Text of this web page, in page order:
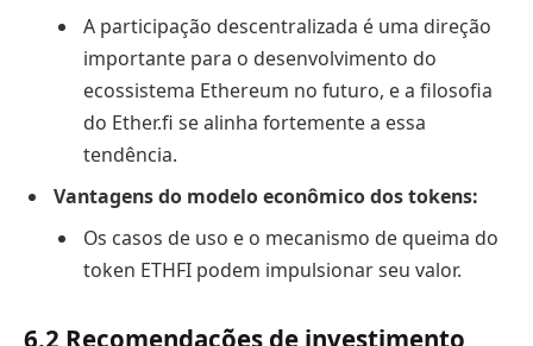
A participação descentralizada é uma direção
importante para o desenvolvimento do
ecossistema Ethereum no futuro, e a filosofia
do Ether.fi se alinha fortemente a essa
tendência.
Vantagens do modelo econômico dos tokens:
Os casos de uso e o mecanismo de queima do
token ETHFI podem impulsionar seu valor.
6.2 Recomendações de investimento